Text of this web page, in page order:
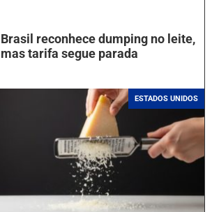
Brasil reconhece dumping no leite,
mas tarifa segue parada
ESTADOS UNIDOS